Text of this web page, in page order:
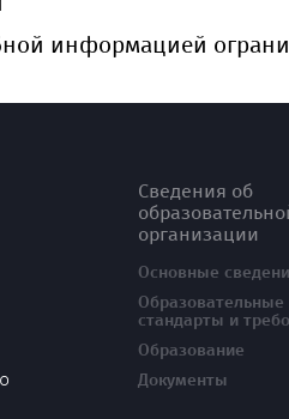
информацией
Сведения об
организации
Основные
Образовательные
стандарты и
Образование
Документы